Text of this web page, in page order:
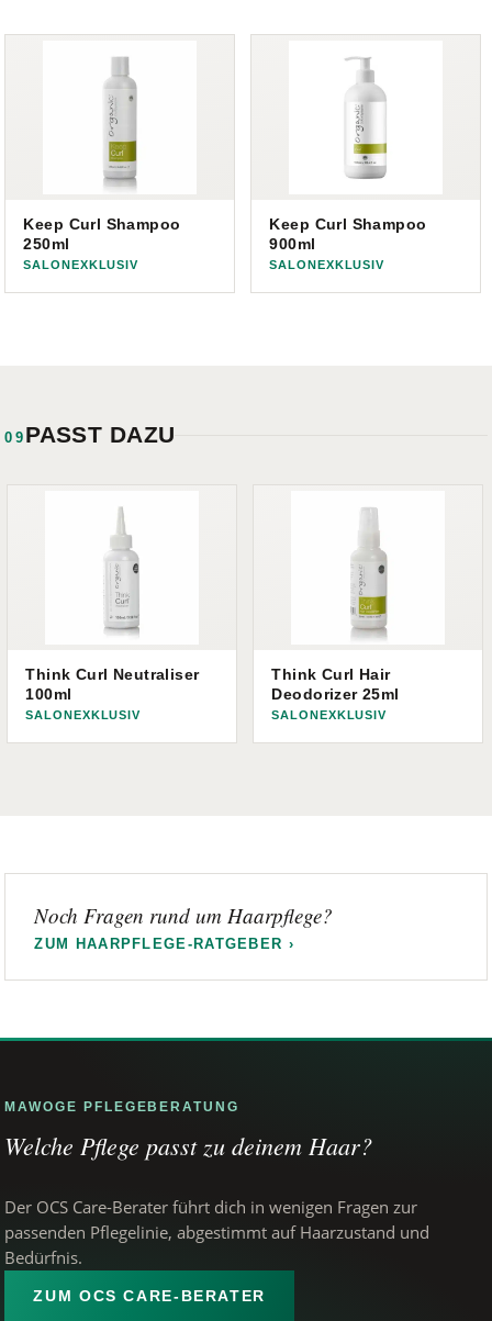
Keep Curl Shampoo
250ml
SALONEXKLUSIV
Keep Curl Shampoo
900ml
SALONEXKLUSIV
09 PASST DAZU
Think Curl Neutraliser
100ml
SALONEXKLUSIV
Think Curl Hair
Deodorizer 25ml
SALONEXKLUSIV
Noch Fragen rund um Haarpflege?
ZUM HAARPFLEGE-RATGEBER ›
MAWOGE PFLEGEBERATUNG
Welche Pflege passt zu deinem Haar?
Der OCS Care-Berater führt dich in wenigen Fragen zur
passenden Pflegelinie, abgestimmt auf Haarzustand und
Bedürfnis.
ZUM OCS CARE-BERATER